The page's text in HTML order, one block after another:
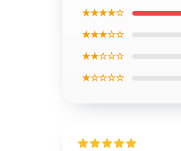
★★★★☆
★★★☆☆
★★☆☆☆
★☆☆☆☆